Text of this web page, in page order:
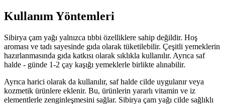
Kullanım Yöntemleri
Sibirya çam yağı yalnızca tıbbi özelliklere sahip değildir. Hoş
aroması ve tadı sayesinde gıda olarak tüketilebilir. Çeşitli yemeklerin
hazırlanmasında gıda katkısı olarak sıklıkla kullanılır. Ayrıca saf
halde - günde 1-2 çay kaşığı yemeklerle birlikte alınabilir.
Ayrıca harici olarak da kullanılır, saf halde cilde uygulanır veya
kozmetik ürünlere eklenir. Bu, ürünlerin yararlı vitamin ve iz
elementlerle zenginleşmesini sağlar. Sibirya çam yağı cilde sağlıklı